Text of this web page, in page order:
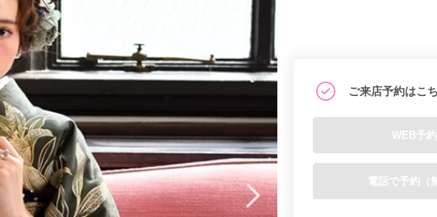
鹿児島県(31)
ご来店予約はこ
WEB予約
電話で予約（